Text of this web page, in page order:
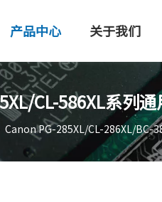
产品中心 关于我们
CL-586XL系列
Canon PG-285XL/CL-286XL/BC-